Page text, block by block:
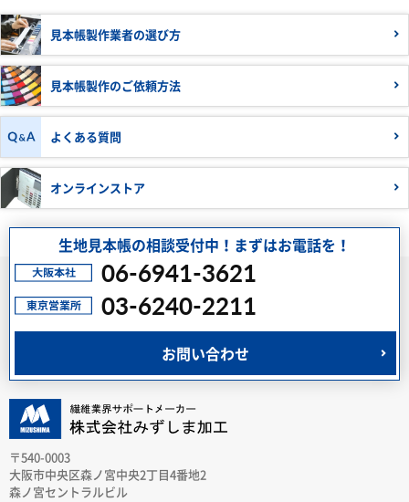
見本帳製作業者の選び方
見本帳製作のご依頼方法
よくある質問
オンラインストア
生地見本帳の相談受付中！まずはお電話を！
06-6941-3621
03-6240-2211
お問い合わせ
〒540-0003
大阪市中央区森ノ宮中央2丁目4番地2
森ノ宮セントラルビル